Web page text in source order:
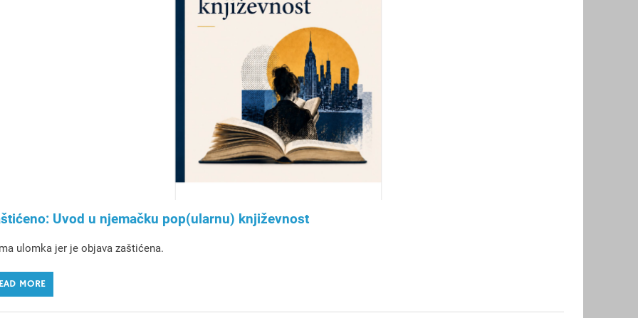
Uvod u njemačku pop(ularnu) književnost
ulomka jer je objava zaštićena.
MORE